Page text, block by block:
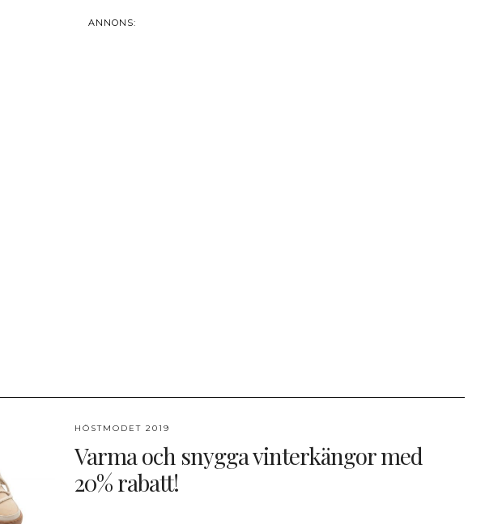
ANNONS:
HÖSTMODET 2019
Varma och snygga vinterkängor med
20% rabatt!